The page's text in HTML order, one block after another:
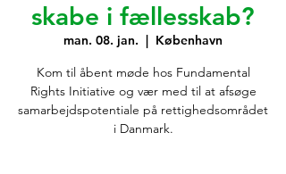
skabe i fællesskab?
man. 08. jan.
  |
København
Kom til åbent møde hos Fundamental
Rights Initiative og vær med til at afsøge
samarbejdspotentiale på rettighedsområdet